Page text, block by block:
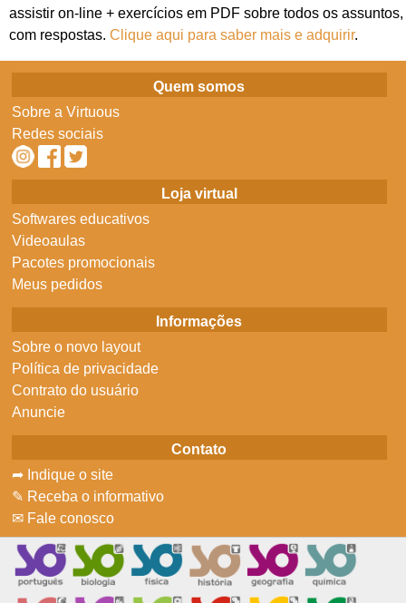
assistir on-line + exercícios em PDF sobre todos os assuntos,
com respostas. Clique aqui para saber mais e adquirir.
Quem somos
Sobre a Virtuous
Redes sociais
Loja virtual
Softwares educativos
Videoaulas
Pacotes promocionais
Meus pedidos
Informações
Sobre o novo layout
Política de privacidade
Contrato do usuário
Anuncie
Contato
➦ Indique o site
✎ Receba o informativo
✉ Fale conosco